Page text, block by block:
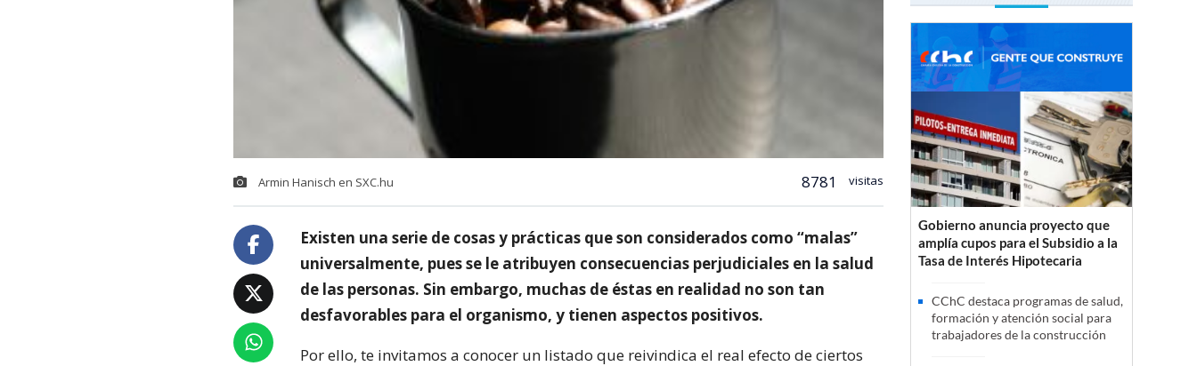
Armin Hanisch en SXC.hu 8781 visitas
Existen una serie de cosas y prácticas que son considerados como “malas”
universalmente, pues se le atribuyen consecuencias perjudiciales en la salud
de las personas. Sin embargo, muchas de éstas en realidad no son tan
desfavorables para el organismo, y tienen aspectos positivos.
Por ello, te invitamos a conocer un listado que reivindica el real efecto de ciertos
Gobierno anuncia proyecto que
amplía cupos para el Subsidio a la
Tasa de Interés Hipotecaria
CChC destaca programas de salud,
formación y atención social para
trabajadores de la construcción